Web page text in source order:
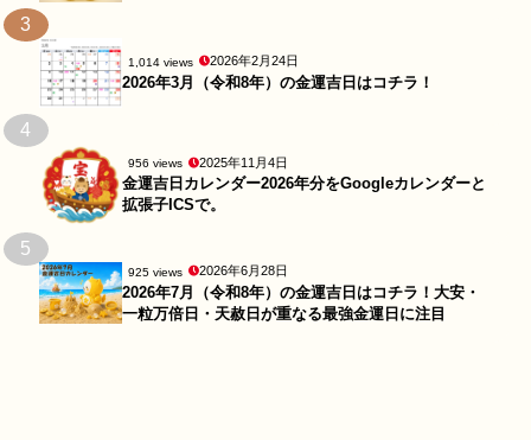
3
1,014 views 2026年2月24日
2026年3月（令和8年）の金運吉日はコチラ！
4
956 views 2025年11月4日
金運吉日カレンダー2026年分をGoogleカレンダーと
拡張子ICSで。
5
925 views 2026年6月28日
2026年7月（令和8年）の金運吉日はコチラ！大安・
一粒万倍日・天赦日が重なる最強金運日に注目